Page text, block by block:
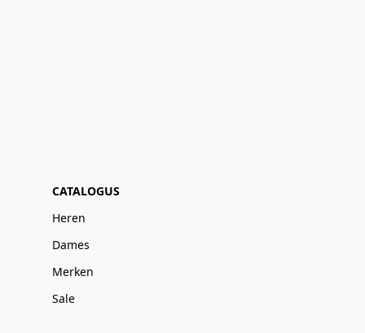
CATALOGUS
Heren
Dames
Merken
Sale